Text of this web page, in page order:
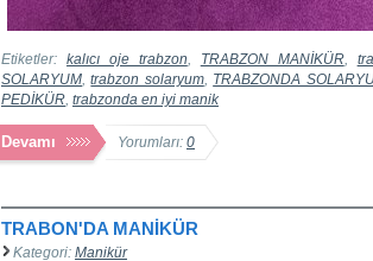
Etiketler: kalıcı oje trabzon TRABZON MANİKÜR,
SOLARYUM ,trabzon solaryum, TRABZONDA
PEDİKÜR trabzonda en iyi manik
Devamı Yorumları: 0
TRABON'DA MANİKÜR
Kategori: Manikür